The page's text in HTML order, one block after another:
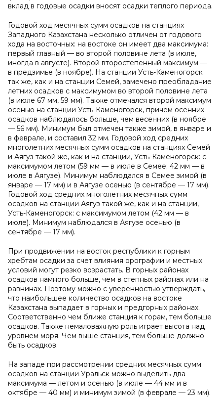
вклад в годовые осадки вносят осадки теплого периода.
Годовой ход месячных сумм осадков на станциях
Западного Казахстана несколько отличен от годового
хода на восточных: на востоке он имеет два максимума:
первый главный — во второй половине лета (в июле,
иногда в августе). Второй второстепенный максимум —
в предзимье (в ноябре). На станции Усть-Каменогорск
так же, как и на станции Семей, замечено преобладание
летних осадков с максимумом во второй половине лета
(в июле 67 мм, 59 мм). Также отмечался второй максимум
осенью на станции Усть-Каменогорск, причем осенних
осадков наблюдалось больше, чем весенних (в ноябре
— 56 мм). Минимум был отмечен также зимой, в январе и
в феврале, и составил 32 мм. Годовой ход средних
многолетних месячных сумм осадков на станциях Семей
и Аягуз такой же, как и на станции, Усть-Каменогорск: с
максимумом летом (59 мм — в июле в Семее; 42 мм — в
июле в Аягузе). Минимум наблюдался в Семее зимой (в
январе — 17 мм) и в Аягузе осенью (в сентябре — 17 мм).
Годовой ход средних многолетних месячных сумм
осадков на станции Аягуз такой же, как и на станции,
Усть-Каменогорск: с максимумом летом (42 мм — в
июле). Минимум наблюдался в Аягузе осенью (в
сентябре — 17 мм).
При продвижении на восток республики к горным
хребтам осадки за счет влияния орографии и местных
условий могут резко возрастать. В горных районах
осадков намного больше, чем в степных районах или на
равнинах. Поэтому можно с уверенностью утверждать,
что наибольшее количество осадков на востоке
Казахстана выпадает в горных и предгорных районах.
Соответственно чем ближе станция к горам, тем больше
осадков. Также немаловажную роль играет высота над
уровнем моря. Чем выше станция, тем больше должно
быть осадков.
На западе при рассмотрении средних месячных сумм
осадков на станции Уральск можно выделить два
максимума — летом и осенью (в июле — 44 мм и в
октябре — 40 мм) и минимум зимой (в феврале — 23 мм).